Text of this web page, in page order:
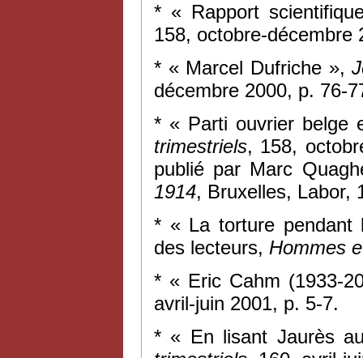
* « Rapport
158, octobre-décembre
* « Marcel Dufriche »,
décembre 2000, p. 76-
* « Parti ouvrier belge
trimestriels, 158,
publié par Marc
1914, Bruxelles, Labor,
* « La torture pendant
des lecteurs, Hommes
* « Eric Cahm (1933-
avril-juin 2001, p. 5-7.
* « En lisant Jaurès